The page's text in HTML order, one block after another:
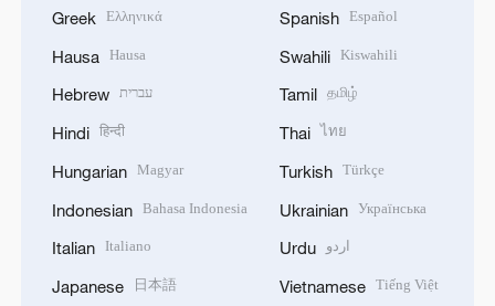
Greek Ελληνικά
Hausa Hausa
Hebrew עברית
Hindi हिन्दी
Hungarian Magyar
Indonesian Bahasa Indonesia
Italian Italiano
Japanese 日本語
Spanish Español
Swahili Kiswahili
Tamil தமிழ்
Thai ไทย
Turkish Türkçe
Ukrainian Українська
Urdu اردو
Vietnamese Tiếng Việt